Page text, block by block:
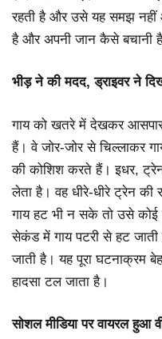
रहती है और उसे यह समझ
है और अपनी जान कैसे बचानी
भीड़ ने की मदद, ड्राइवर ने
गाय को खतरे में देखकर
हैं। वे जोर-जोर से चिल्लाकर
की कोशिश करते हैं। इधर, ट्रेन
लेता है। वह धीरे-धीरे ट्रेन की
गाय हट भी न सके तो उसे
सेकंड में गाय पटरी से हट जाती
जाती है। यह पूरा घटनाक्रम
हादसा टल जाता है।
सोशल मीडिया पर वायरल हुआ